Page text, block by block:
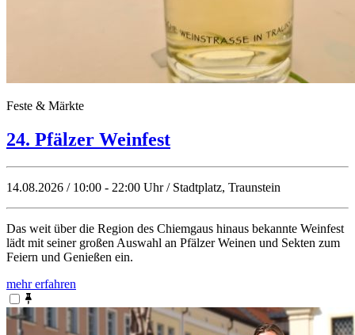
Feste & Märkte
24. Pfälzer Weinfest
14.08.2026 / 10:00 - 22:00 Uhr / Stadtplatz, Traunstein
Das weit über die Region des Chiemgaus hinaus bekannte Weinfest
lädt mit seiner großen Auswahl an Pfälzer Weinen und Sekten zum
Feiern und Genießen ein.
mehr erfahren